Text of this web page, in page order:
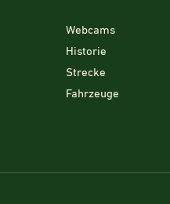
Webcams
Historie
Strecke
Fahrzeuge